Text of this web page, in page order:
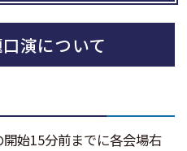
演について
始15分前までに各会場右